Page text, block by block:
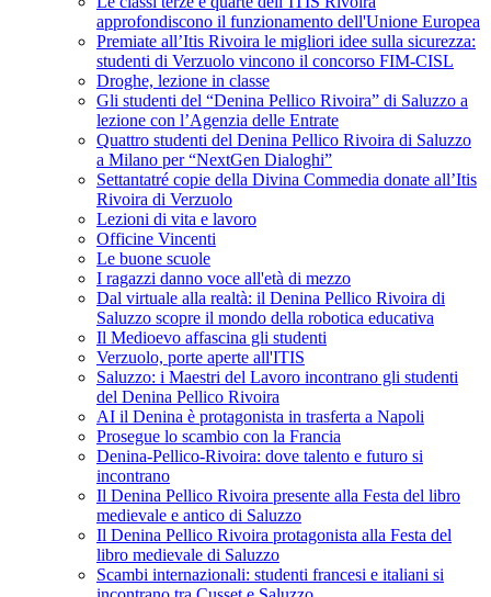
approfondiscono il funzionamento dell'Unione Europea
Premiate all’Itis Rivoira le migliori idee sulla sicurezza:
studenti di Verzuolo vincono il concorso FIM-CISL
Droghe, lezione in classe
Gli studenti del “Denina Pellico Rivoira” di Saluzzo a
lezione con l’Agenzia delle Entrate
Quattro studenti del Denina Pellico Rivoira di Saluzzo
a Milano per “NextGen Dialoghi”
Settantatré copie della Divina Commedia donate all’Itis
Rivoira di Verzuolo
Lezioni di vita e lavoro
Officine Vincenti
Le buone scuole
I ragazzi danno voce all'età di mezzo
Dal virtuale alla realtà: il Denina Pellico Rivoira di
Saluzzo scopre il mondo della robotica educativa
Il Medioevo affascina gli studenti
Verzuolo, porte aperte all'ITIS
Saluzzo: i Maestri del Lavoro incontrano gli studenti
del Denina Pellico Rivoira
AI il Denina è protagonista in trasferta a Napoli
Prosegue lo scambio con la Francia
Denina-Pellico-Rivoira: dove talento e futuro si
incontrano
Il Denina Pellico Rivoira presente alla Festa del libro
medievale e antico di Saluzzo
Il Denina Pellico Rivoira protagonista alla Festa del
libro medievale di Saluzzo
Scambi internazionali: studenti francesi e italiani si